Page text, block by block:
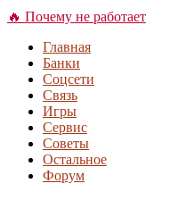
🔥 Почему не работает
Главная
Банки
Соцсети
Связь
Игры
Сервис
Советы
Остальное
Форум